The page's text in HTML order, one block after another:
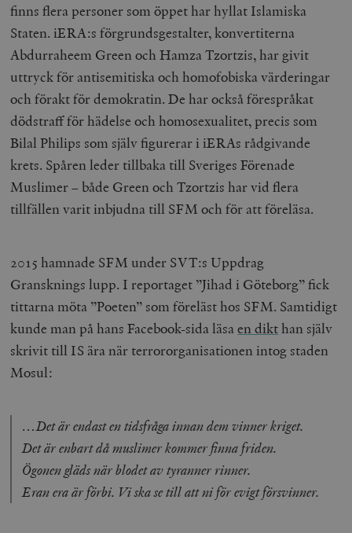
finns flera personer som öppet har hyllat Islamiska
Staten. iERA:s förgrundsgestalter, konvertiterna
Abdurraheem Green och Hamza Tzortzis, har givit
uttryck för antisemitiska och homofobiska värderingar
och förakt för demokratin. De har också förespråkat
dödstraff för hädelse och homosexualitet, precis som
Bilal Philips som själv figurerar i iERAs rådgivande
krets. Spåren leder tillbaka till Sveriges Förenade
Muslimer – både Green och Tzortzis har vid flera
tillfällen varit inbjudna till SFM och för att föreläsa.
2015 hamnade SFM under SVT:s Uppdrag
Gransknings lupp. I reportaget ”Jihad i Göteborg” fick
tittarna möta ”Poeten” som föreläst hos SFM. Samtidigt
kunde man på hans Facebook-sida läsaen dikthan själv
skrivit till IS ära när terrororganisationen intog staden
Mosul:
…Det är endast en tidsfråga innan dem vinner kriget.
Det är enbart då muslimer kommer finna friden.
Ögonen gläds när blodet av tyranner rinner.
Eran era är förbi. Vi ska se till att ni för evigt försvinner.